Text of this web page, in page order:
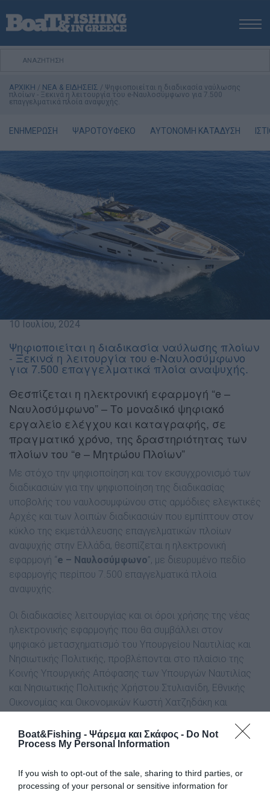
Boat&Fishing - Ψάρεμα και Σκάφος - Do Not
Process My Personal Information
If you wish to opt-out of the sale, sharing to third parties, or
processing of your personal or sensitive information for
ΑΡΧΙΚΗ
ΕΚΔΟΣΕΙΣ
ΨΑΡΕΜΑ ΑΠΟ ΣΚΑΦΟΣ
ΨΑΡΟΤΟΥΦΕΚΟ
VIDEO
ΕΞΟΠΛΙΣΜΟΣ
ΘΕΣΣΑΛΟΝΙΚΗ BOAT & FISHING SHOW 2025
BOAT & FISHING SHOW 2025
ΑΡΧΙΚΗ / ΝΕΑ & ΕΙΔΗΣΕΙΣ / Ψηφιοποιείται η διαδικασία ναύλωσης
πλοίων - Ξεκινά η λειτουργία του e-Ναυλοσύμφωνο για 7.500
επαγγελματικά πλοία αναψυχής.
ΕΝΗΜΕΡΩΣΗ ΨΑΡΟΤΟΥΦΕΚΟ ΑΥΤΟΝΟΜΗ ΚΑΤΑΔΥΣΗ
10 Ιουλίου, 2024
Ψηφιοποιείται η διαδικασία ναύλωσης πλοίων
- Ξεκινά η λειτουργία του e-Ναυλοσύμφωνο
για 7.500 επαγγελματικά πλοία αναψυχής.
Θεσπίζεται η ηλεκτρονική εφαρμογή “e –
Ναυλοσύμφωνο” – Το μοναδικό ψηφιακό
εργαλείο ελέγχου και καταγραφής, σε
πραγματικό χρόνο, της δραστηριότητας των
πλοίων του “e – Μητρώου Πλοίων”
Με στόχο την ψηφιοποίηση και τον εκσυγχρονισμό των
διαδικασιών για την ψηφιοποίηση της διαδικασίας
υποβολής του ναυλοσυμφώνου στις αρμόδιες ελεγκτικές
Αρχές και των λοιπών διαδικασιών που εμπίπτουν στον
κύκλο της εκμετάλλευσης επαγγελματικών πλοίων
αναψυχής στην Ελλάδα, θεσπίζεται η ηλεκτρονική
εφαρμογή “e – Ναυλοσύμφωνο”, με διευρυμένο πεδίο
εφαρμογής περίπου 7.500 επαγγελματικά πλοία
αναψυχής.
Οι διαδικασίες λειτουργίας και οι όροι χρήσης της νέας
ηλεκτρονικής εφαρμογής που θα συμβάλλει στον
ψηφιακό μετασχηματισμό του Υπουργείου Ναυτιλίας και
Νησιωτικής Πολιτικής, προβλέπονται στο πλαίσιο της
Κοινής Υπουργικής Απόφασης των Υπουργών Ναυτιλίας
και Νησιωτικής Πολιτικής Χρήστου Στυλιανίδη, Εθνικής
Οικονομίας και Οικονομικών Κωστή Χατζηδάκη και
3798/ 1.7.2024).
έχοντας θέσει φέτος σε παραγωγική λειτουργία την
ηλεκτρονική εφαρμογή “e – CharterPermission” – το